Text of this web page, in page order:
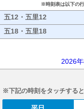
※時刻表は以下の
五12・五里12
五18・五里18
2026
※下記の時刻をタッチする